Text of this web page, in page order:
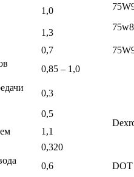
1,0
1,3
0,7
0,85 – 1,0
0,3
0,5
1,1
0,320
0,6
DOT